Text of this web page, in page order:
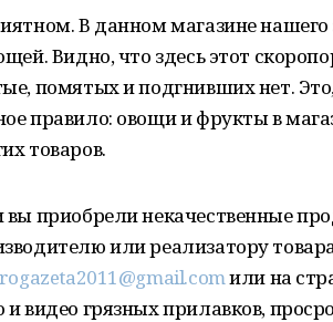
В данном магазине
Видно, что здесь этот
помятых и подгнивших нет.
правило: овощи и фрукты в
товаров.
вы приобрели некачественные
или реализатору
или на
и видео грязных прилавков,